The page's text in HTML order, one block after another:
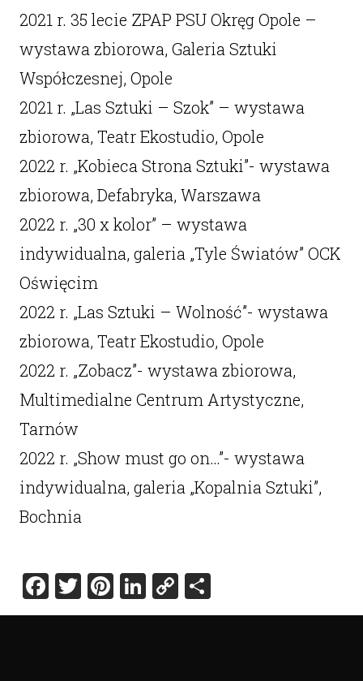
2021 r. 35 lecie ZPAP PSU Okręg Opole –
wystawa zbiorowa, Galeria Sztuki
Współczesnej, Opole
2021 r. „Las Sztuki – Szok” – wystawa
zbiorowa, Teatr Ekostudio, Opole
2022 r. „Kobieca Strona Sztuki”- wystawa
zbiorowa, Defabryka, Warszawa
2022 r. „30 x kolor” – wystawa
indywidualna, galeria „Tyle Światów” OCK
Oświęcim
2022 r. „Las Sztuki – Wolność”- wystawa
zbiorowa, Teatr Ekostudio, Opole
2022 r. „Zobacz”- wystawa zbiorowa,
Multimedialne Centrum Artystyczne,
Tarnów
2022 r. „Show must go on…”- wystawa
indywidualna, galeria „Kopalnia Sztuki”,
Bochnia
Facebook
Twitter
Pinterest
LinkedIn
Copy
Link
Share